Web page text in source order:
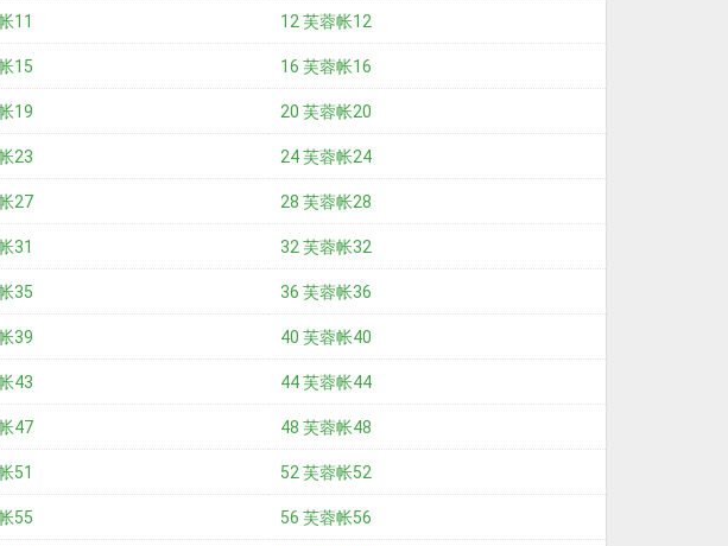
11 12 芙蓉帐12
15 16 芙蓉帐16
19 20 芙蓉帐20
23 24 芙蓉帐24
27 28 芙蓉帐28
31 32 芙蓉帐32
35 36 芙蓉帐36
39 40 芙蓉帐40
43 44 芙蓉帐44
47 48 芙蓉帐48
51 52 芙蓉帐52
55 56 芙蓉帐56